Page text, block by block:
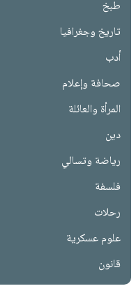
طبخ
تاريخ وجغرافيا
أدب
صحافة وإعلام
المرأة والعائلة
دين
رياضة وتسالي
فلسفة
رحلات
علوم عسكرية
قانون